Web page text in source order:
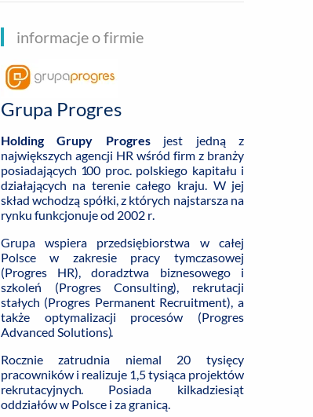
informacje o firmie
Grupa Progres
Holding Grupy Progres jest jedną z
największych agencji HR wśród firm z branży
posiadających 100 proc. polskiego kapitału i
działających na terenie całego kraju. W jej
skład wchodzą spółki, z których najstarsza na
rynku funkcjonuje od 2002 r.
Grupa wspiera przedsiębiorstwa w całej
Polsce w zakresie pracy tymczasowej
(Progres HR), doradztwa biznesowego i
szkoleń (Progres Consulting), rekrutacji
stałych (Progres Permanent Recruitment), a
także optymalizacji procesów (Progres
Advanced Solutions).
Rocznie zatrudnia niemal 20 tysięcy
pracowników i realizuje 1,5 tysiąca projektów
rekrutacyjnych. Posiada kilkadziesiąt
oddziałów w Polsce i za granicą.